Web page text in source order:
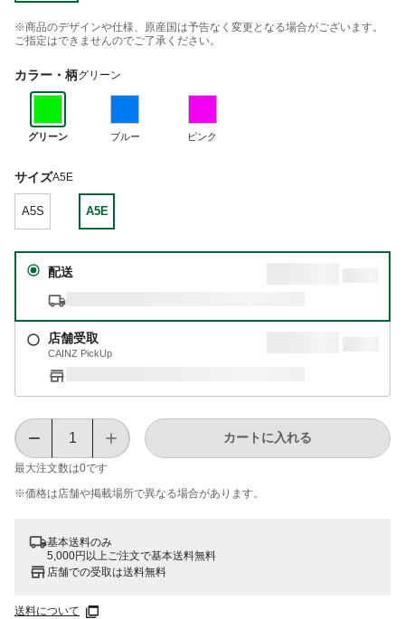
※商品のデザインや仕様、原産国は予告なく変更となる場合がございます。
ご指定はできませんのでご了承ください。
カラー・柄グリーン
グリーン ブルー ピンク
サイズA5E
A5S A5E
配送
店舗受取
CAINZ PickUp
最大注文数は0です
カートに入れる
※価格は​店舗や​掲載場所で​異なる​場合が​あります。
基本送料のみ
5,000円以上ご注文で基本送料無料
店舗での受取は送料無料
送料について